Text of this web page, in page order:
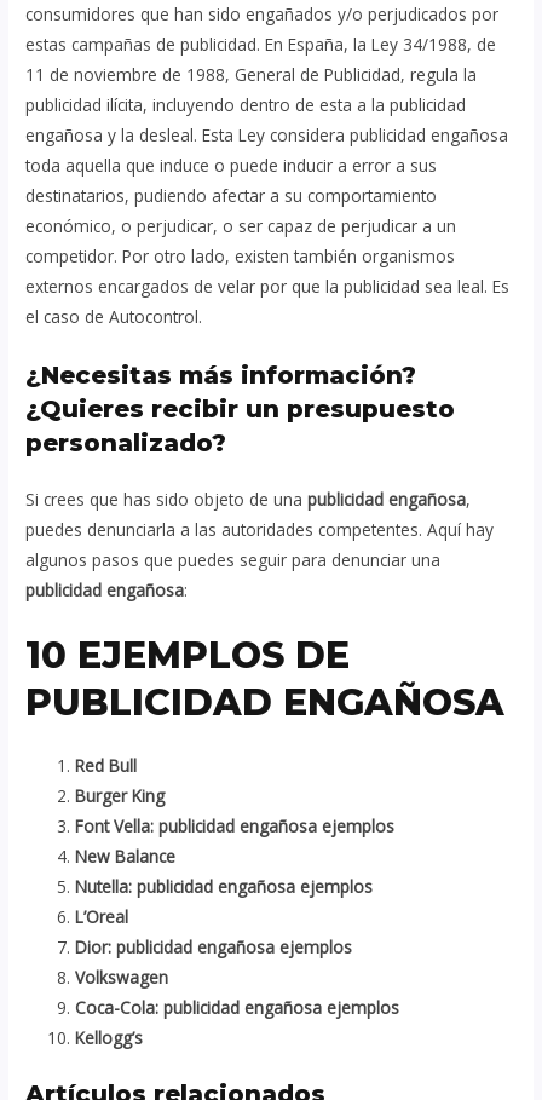
consumidores que han sido engañados y/o perjudicados por
estas campañas de publicidad. En España, la Ley 34/1988, de
11 de noviembre de 1988, General de Publicidad, regula la
publicidad ilícita, incluyendo dentro de esta a la publicidad
engañosa y la desleal. Esta Ley considera publicidad engañosa
toda aquella que induce o puede inducir a error a sus
destinatarios, pudiendo afectar a su comportamiento
económico, o perjudicar, o ser capaz de perjudicar a un
competidor. Por otro lado, existen también organismos
externos encargados de velar por que la publicidad sea leal. Es
el caso de Autocontrol.
¿Necesitas más información?
¿Quieres recibir un presupuesto
personalizado?
Si crees que has sido objeto de unapublicidad engañosa,
puedes denunciarla a las autoridades competentes. Aquí hay
algunos pasos que puedes seguir para denunciar una
publicidad engañosa:
10 EJEMPLOS DE
PUBLICIDAD ENGAÑOSA
Red Bull
Burger King
Font Vella: publicidad engañosa ejemplos
New Balance
Nutella: publicidad engañosa ejemplos
L’Oreal
Dior: publicidad engañosa ejemplos
Volkswagen
Coca-Cola: publicidad engañosa ejemplos
Kellogg’s